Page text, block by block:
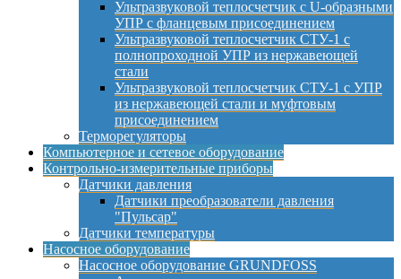
Ультразвуковой теплосчетчик с U-образными
УПР с фланцевым присоединением
Ультразвуковой теплосчетчик СТУ-1 с
полнопроходной УПР из нержавеющей
стали
Ультразвуковой теплосчетчик СТУ-1 с УПР
из нержавеющей стали и муфтовым
присоединением
Терморегуляторы
Компьютерное и сетевое оборудование
Контрольно-измерительные приборы
Датчики давления
Датчики преобразователи давления
"Пульсар"
Датчики температуры
Насосное оборудование
Насосное оборудование GRUNDFOSS